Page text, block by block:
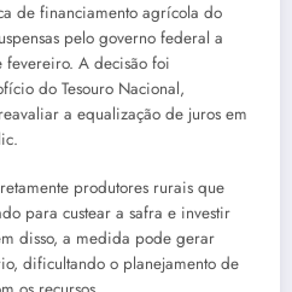
de financiamento agrícola do
pelo governo federal a
A decisão foi
do Tesouro Nacional,
a equalização de juros em
produtores rurais que
para custear a safra e investir
disso, a medida pode gerar
dificultando o planejamento de